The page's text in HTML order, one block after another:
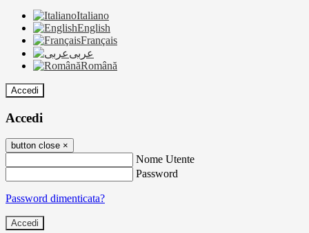
Italiano
English
Français
عربى
Română
Accedi
Accedi
button close ×
Nome Utente
Password
Password dimenticata?